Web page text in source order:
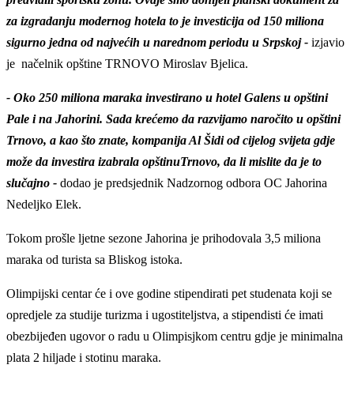
za izgradanju modernog hotela to je investicija od 150 miliona
sigurno jedna od najvećih u narednom periodu u Srpskoj - izjavio
je načelnik opštine TRNOVO Miroslav Bjelica.
- Oko 250 miliona maraka investirano u hotel Galens u opštini
Pale i na Jahorini. Sada krećemo da razvijamo naročito u opštini
Trnovo, a kao što znate, kompanija Al Šidi od cijelog svijeta gdje
može da investira izabrala opštinuTrnovo, da li mislite da je to
slučajno - dodao je predsjednik Nadzornog odbora OC Jahorina
Nedeljko Elek.
Tokom prošle ljetne sezone Jahorina je prihodovala 3,5 miliona
maraka od turista sa Bliskog istoka.
Olimpijski centar će i ove godine stipendirati pet studenata koji se
opredjele za studije turizma i ugostiteljstva, a stipendisti će imati
obezbijeđen ugovor o radu u Olimpisjkom centru gdje je minimalna
plata 2 hiljade i stotinu maraka.